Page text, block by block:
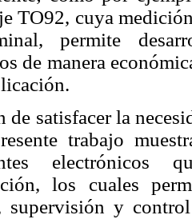
TO92, cuya
permite
de manera
de satisfacer la
trabajo
electrónicos
los cuales
supervisión y